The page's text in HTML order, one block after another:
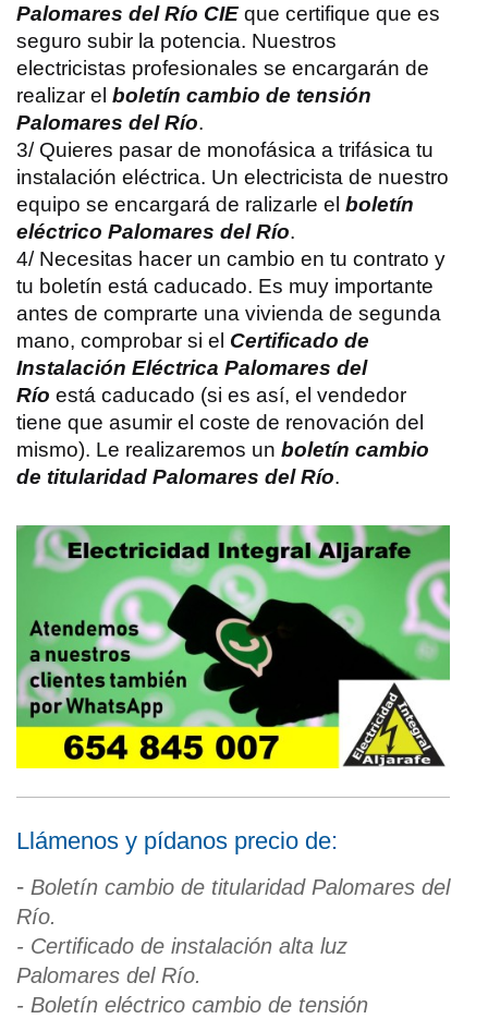
Palomares del Río CIE que certifique que es
seguro subir la potencia. Nuestros
electricistas profesionales se encargarán de
realizar el boletín cambio de tensión
Palomares del Río.
3/ Quieres pasar de monofásica a trifásica tu
instalación eléctrica. Un electricista de nuestro
equipo se encargará de ralizarle el boletín
eléctrico Palomares del Río.
4/ Necesitas hacer un cambio en tu contrato y
tu boletín está caducado. Es muy importante
antes de comprarte una vivienda de segunda
mano, comprobar si el Certificado de
Instalación Eléctrica Palomares del
Río está caducado (si es así, el vendedor
tiene que asumir el coste de renovación del
mismo). Le realizaremos un boletín cambio
de titularidad Palomares del Río.
Llámenos y pídanos precio de:
- Boletín cambio de titularidad Palomares del
Río.
- Certificado de instalación alta luz
Palomares del Río.
- Boletín eléctrico cambio de tensión